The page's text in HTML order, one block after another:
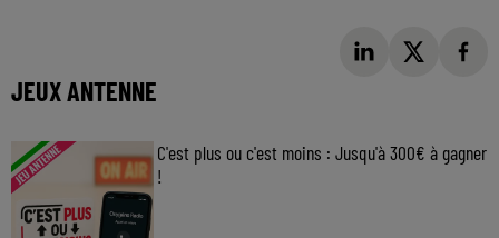
JEUX ANTENNE
C'est plus ou c'est moins : Jusqu'à 300€ à gagner
!